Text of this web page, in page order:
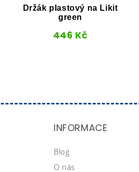
Držák plastový na Likit
green
446 Kč
INFORMACE
Blog
O nás